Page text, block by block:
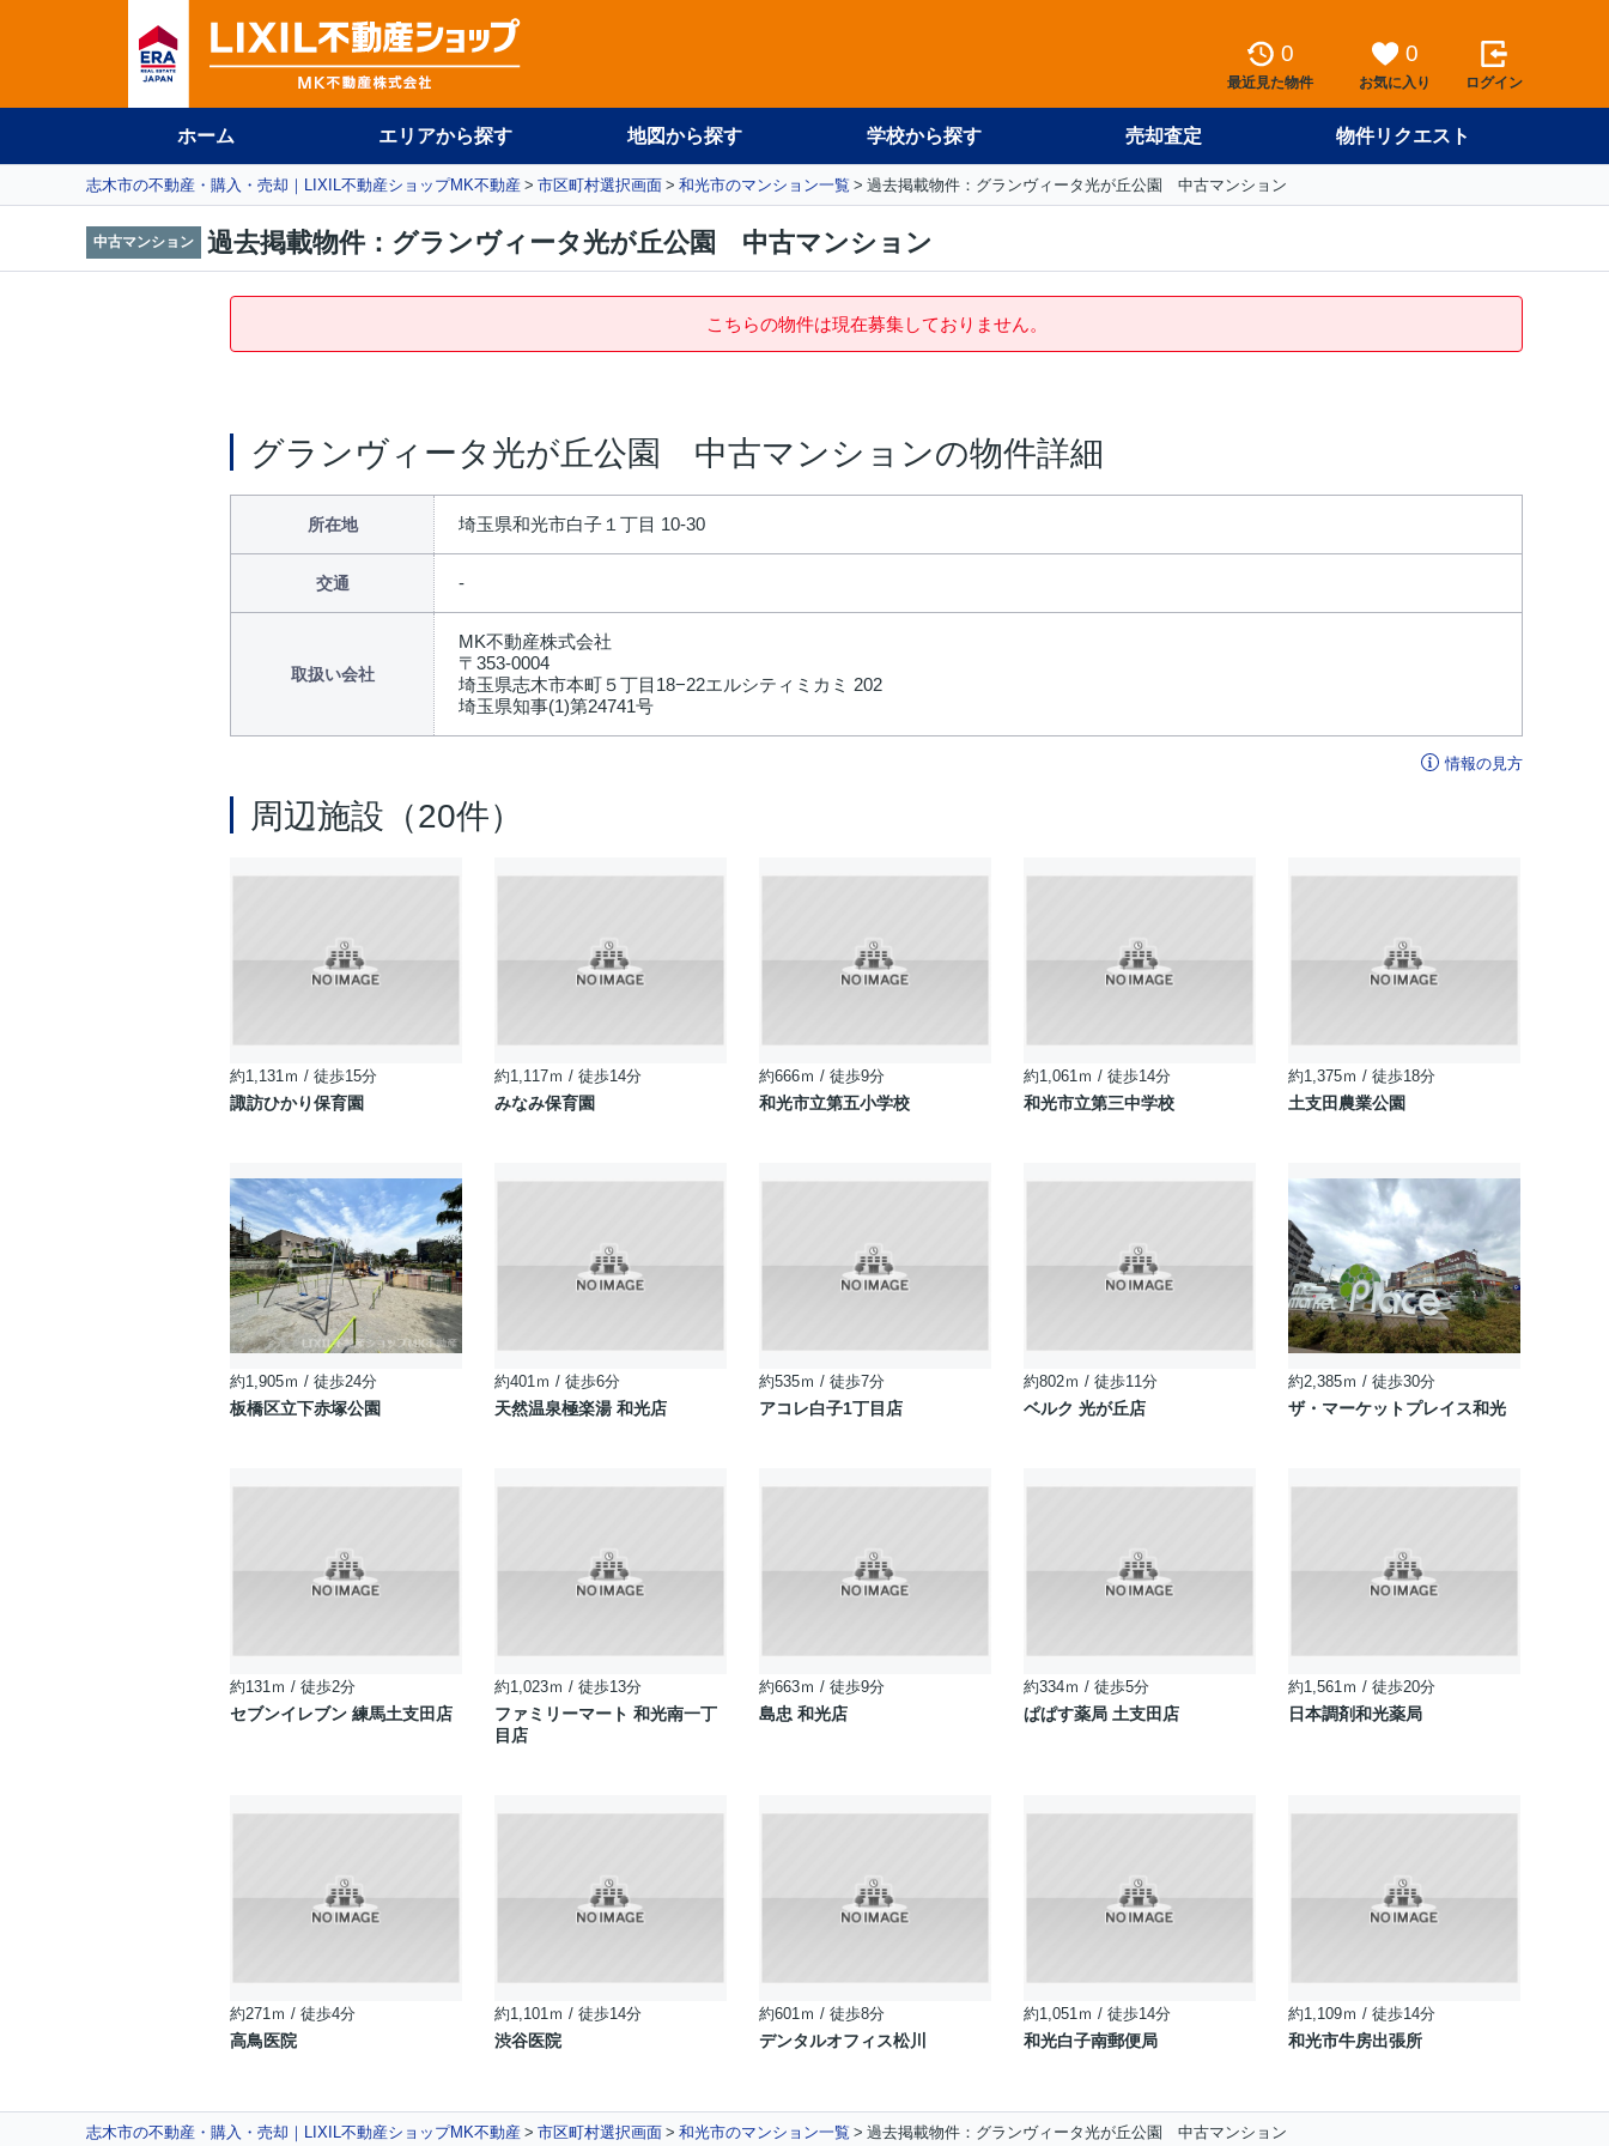
0
最近見た物件
0
お気に入り ログイン
ホーム エリアから探す 地図から探す 学校から探す 売却査定 物件リクエスト
志木市の不動産・購入・売却｜LIXIL不動産ショップMK不動産 市区町村選択画面 和光市のマンション一覧 過去掲載物件：グランヴィータ光が丘公園 中古マンション
中古マンション 過去掲載物件：グランヴィータ光が丘公園 中古マンション
こちらの物件は現在募集しておりません。
グランヴィータ光が丘公園 中古マンションの物件詳細
所在地 埼玉県和光市白子１丁目 10-30
交通
取扱い会社
MK不動産株式会社
〒353-0004
埼玉県志木市本町５丁目18−22エルシティミカミ 202
埼玉県知事(1)第24741号
情報の見方
周辺施設（20件）
約1,131ｍ / 徒歩15分
諏訪ひかり保育園
約1,117ｍ / 徒歩14分
みなみ保育園
約666ｍ / 徒歩9分
和光市立第五小学校
約1,061ｍ / 徒歩14分
和光市立第三中学校
約1,375ｍ / 徒歩18分
土支田農業公園
約1,905ｍ / 徒歩24分
板橋区立下赤塚公園
約401ｍ / 徒歩6分
天然温泉極楽湯 和光店
約535ｍ / 徒歩7分
アコレ白子1丁目店
約802ｍ / 徒歩11分
ベルク 光が丘店
約2,385ｍ / 徒歩30分
ザ・マーケットプレイス和光
約131ｍ / 徒歩2分
セブンイレブン 練馬土支田店
約1,023ｍ / 徒歩13分
ファミリーマート 和光南一丁
目店
約663ｍ / 徒歩9分
島忠 和光店
約334ｍ / 徒歩5分
ぱぱす薬局 土支田店
約1,561ｍ / 徒歩20分
日本調剤和光薬局
約271ｍ / 徒歩4分
高鳥医院
約1,101ｍ / 徒歩14分
渋谷医院
約601ｍ / 徒歩8分
デンタルオフィス松川
約1,051ｍ / 徒歩14分
和光白子南郵便局
約1,109ｍ / 徒歩14分
和光市牛房出張所
志木市の不動産・購入・売却｜LIXIL不動産ショップMK不動産 市区町村選択画面 和光市のマンション一覧 過去掲載物件：グランヴィータ光が丘公園 中古マンション